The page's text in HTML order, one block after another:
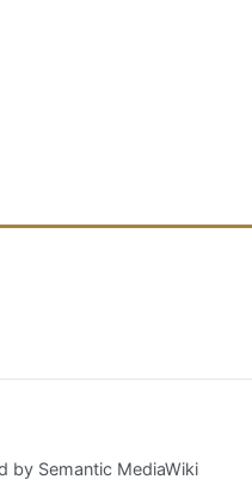
by Semantic MediaWiki